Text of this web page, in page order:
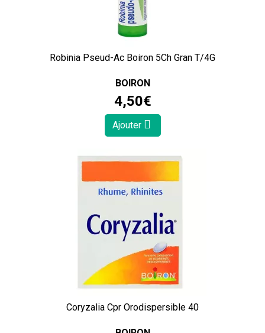
Robinia Pseud-Ac Boiron 5Ch Gran T/4G
BOIRON
4,50€
Ajouter
Coryzalia Cpr Orodispersible 40